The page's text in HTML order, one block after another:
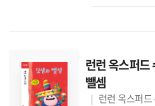
런런 옥스퍼드
뺄셈
런런 옥스퍼드